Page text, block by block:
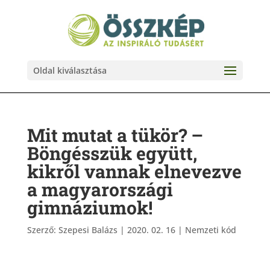
Oldal kiválasztása
Mit mutat a tükör? –
Böngésszük együtt,
kikről vannak elnevezve
a magyarországi
gimnáziumok!
Szerző: Szepesi Balázs | 2020. 02. 16| Nemzeti kód